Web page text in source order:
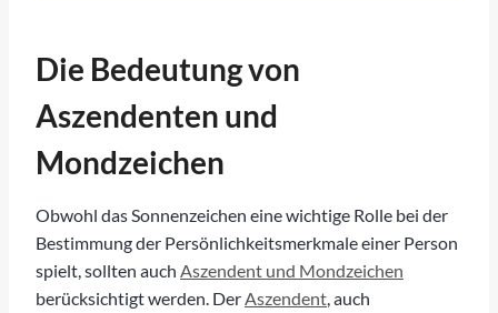
Die Bedeutung von
Aszendenten und
Mondzeichen
Obwohl das Sonnenzeichen eine wichtige Rolle bei der
Bestimmung der Persönlichkeitsmerkmale einer Person
spielt, sollten auch Aszendent und Mondzeichen
berücksichtigt werden. Der Aszendent , auch